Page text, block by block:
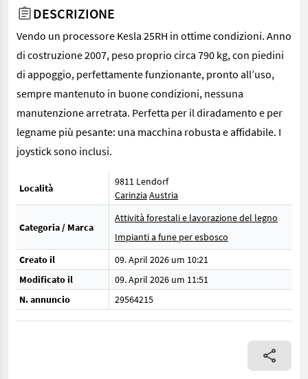
DESCRIZIONE
Vendo un processore Kesla 25RH in ottime condizioni. Anno
di costruzione 2007, peso proprio circa 790 kg, con piedini
di appoggio, perfettamente funzionante, pronto all’uso,
sempre mantenuto in buone condizioni, nessuna
manutenzione arretrata. Perfetta per il diradamento e per
legname più pesante: una macchina robusta e affidabile. I
joystick sono inclusi.
Località
9811 Lendorf
Carinzia Austria
Categoria / Marca
Attività forestali e lavorazione del legno
Impianti a fune per esbosco
Creato il
09. April 2026 um 10:21
Modificato il
09. April 2026 um 11:51
N. annuncio
29564215